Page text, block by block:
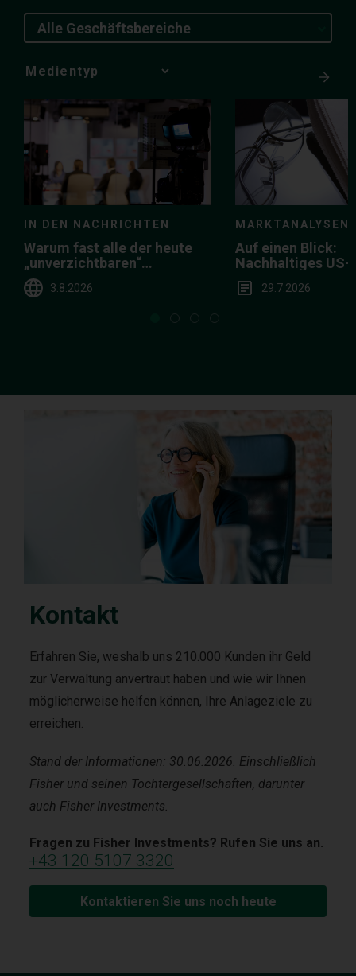
Alle Geschäftsbereiche
Media
Choice
IN DEN NACHRICHTEN
Warum fast alle der heute
„unverzichtbaren“
Börsengänge scheitern
werden3.8.2026
MARKTANALYSEN
Auf einen Blick:
Nachhaltiges US-
in der Breite
29.7.2026
Kontakt
Erfahren Sie, weshalb uns 210.000 Kunden ihr Geld
zur Verwaltung anvertraut haben und wie wir Ihnen
möglicherweise helfen können, Ihre Anlageziele zu
erreichen.
Stand der Informationen: 30.06.2026. Einschließlich
Fisher und seinen Tochtergesellschaften, darunter
auch Fisher Investments.
Fragen zu Fisher Investments? Rufen Sie uns an.
+43 120 5107 3320
Kontaktieren Sie uns noch heute